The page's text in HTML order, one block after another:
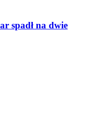
spadł na dwie